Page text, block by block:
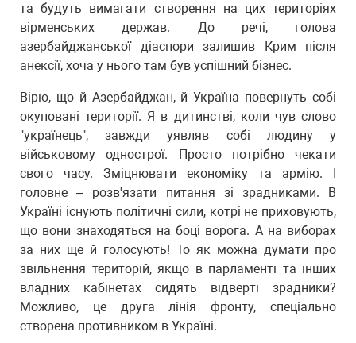
та будуть вимагати створення на цих територіях
вірменських держав. До речі, голова
азербайджанської діаспори залишив Крим після
анексії, хоча у нього там був успішний бізнес.
Вірю, що й Азербайджан, й Україна повернуть собі
окуповані території. Я в дитинстві, коли чув слово
"українець", завжди уявляв собі людину у
військовому однострої. Просто потрібно чекати
свого часу. Зміцнювати економіку та армію. І
головне – розв'язати питання зі зрадниками. В
Україні існують політичні сили, котрі не приховують,
що вони знаходяться на боці ворога. А на виборах
за них ще й голосують! То як можна думати про
звільнення територій, якщо в парламенті та інших
владних кабінетах сидять відверті зрадники?
Можливо, це друга лінія фронту, спеціально
створена противником в Україні.